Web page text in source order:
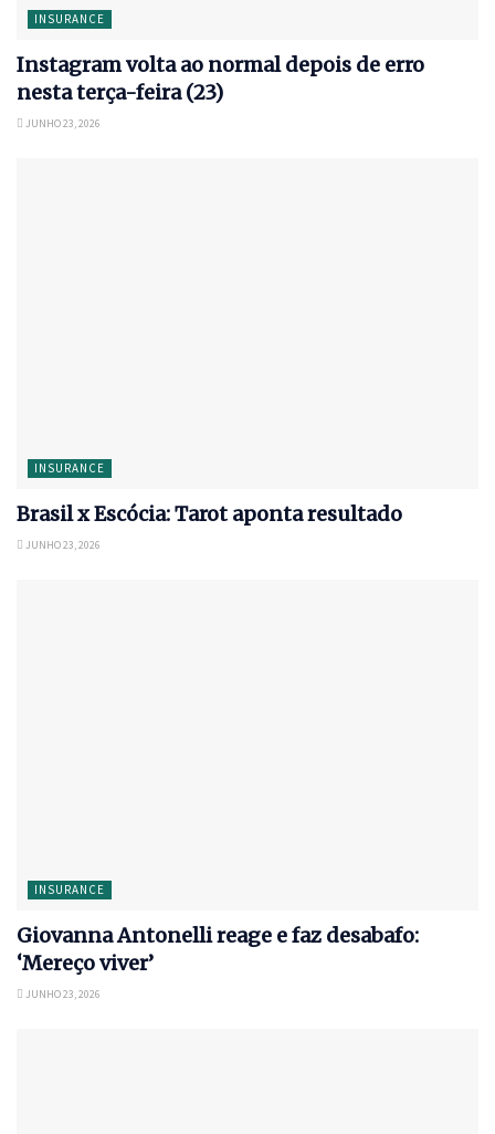
INSURANCE
Instagram volta ao normal depois de erro
nesta terça-feira (23)
JUNHO 23, 2026
INSURANCE
Brasil x Escócia: Tarot aponta resultado
JUNHO 23, 2026
INSURANCE
Giovanna Antonelli reage e faz desabafo:
‘Mereço viver’
JUNHO 23, 2026